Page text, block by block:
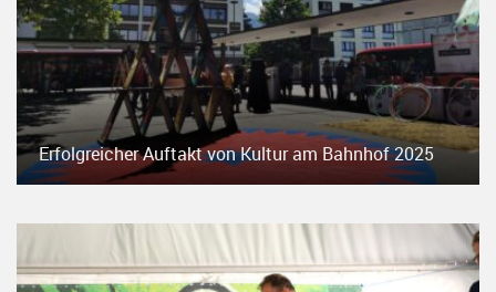
Erfolgreicher Auftakt von Kultur am Bahnhof 2025